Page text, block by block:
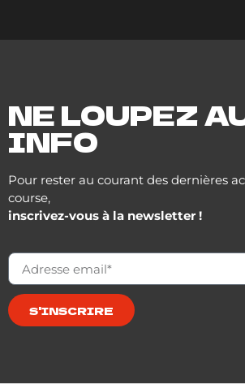
NE LOUPEZ
INFO
Pour rester au courant des dernières
course,
inscrivez-vous à la newsletter !
S'INSCRIRE